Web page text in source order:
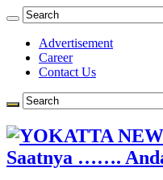
Advertisement
Career
Contact Us
Saatnya …….